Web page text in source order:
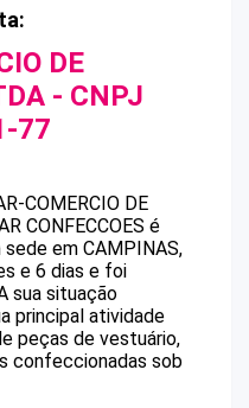
DE
- CNPJ
77
COMERCIO DE
CONFECCOES é
sede em CAMPINAS,
e 6 dias e foi
sua situação
principal atividade
peças de vestuário,
confeccionadas sob